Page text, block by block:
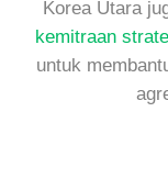
Korea Utara
kemitraan
untuk